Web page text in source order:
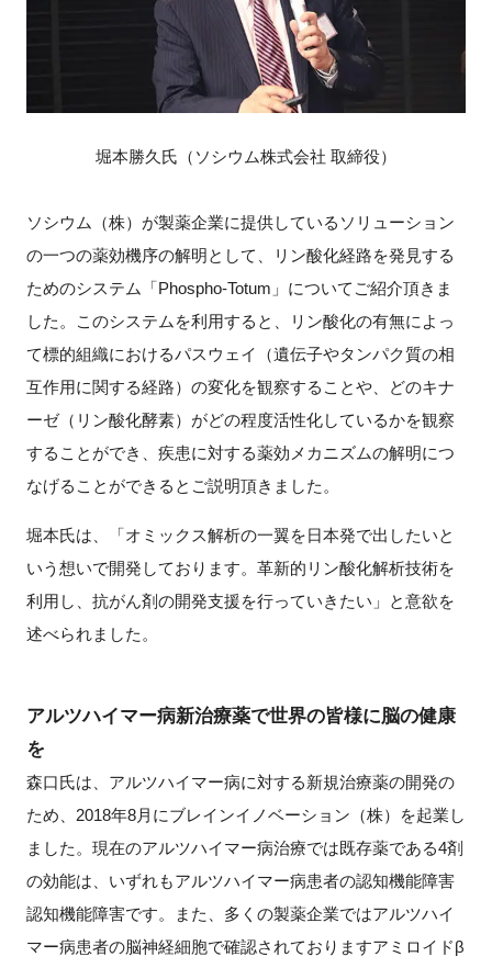
堀本勝久氏（ソシウム株式会社 取締役）
ソシウム（株）が製薬企業に提供しているソリューション
の一つの薬効機序の解明として、リン酸化経路を発見する
ためのシステム「Phospho-Totum」についてご紹介頂きま
した。このシステムを利用すると、リン酸化の有無によっ
て標的組織におけるパスウェイ（遺伝子やタンパク質の相
互作用に関する経路）の変化を観察することや、どのキナ
ーゼ（リン酸化酵素）がどの程度活性化しているかを観察
することができ、疾患に対する薬効メカニズムの解明につ
なげることができるとご説明頂きました。
堀本氏は、「オミックス解析の一翼を日本発で出したいと
いう想いで開発しております。革新的リン酸化解析技術を
利用し、抗がん剤の開発支援を行っていきたい」と意欲を
述べられました。
アルツハイマー病新治療薬で世界の皆様に脳の健康
を
森口氏は、アルツハイマー病に対する新規治療薬の開発の
ため、2018年8月にブレインイノベーション（株）を起業し
ました。現在のアルツハイマー病治療では既存薬である4剤
の効能は、いずれもアルツハイマー病患者の認知機能障害
認知機能障害です。また、多くの製薬企業ではアルツハイ
マー病患者の脳神経細胞で確認されておりますアミロイドβ